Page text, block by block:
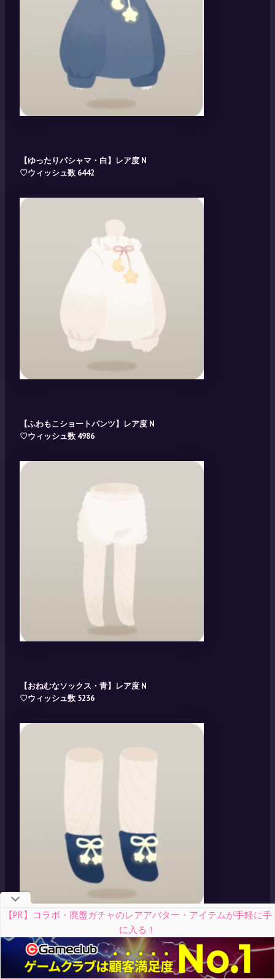
【ゆったりパシャマ・白】レア度 N
♡ウィッシュ数 6442
【ふわもこショートパンツ】レア度 N
♡ウィッシュ数 4986
【おねむなソックス・青】レア度 N
♡ウィッシュ数 5236
【PR】コラボ・廃盤ガチャのレアアバター・アイテムが手軽に手
に入る！